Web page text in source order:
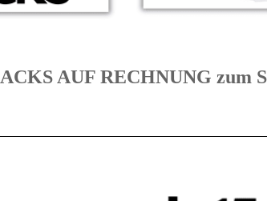
AUF RECHNUNG zum